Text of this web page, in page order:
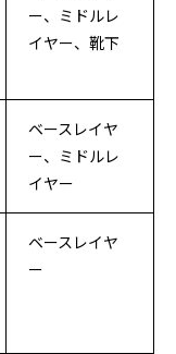
ー、ミドルレ
イヤー、靴下
ベースレイヤ
ー、ミドルレ
イヤー
ベースレイヤ
ー